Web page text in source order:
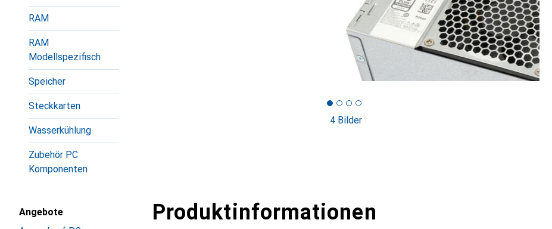
RAM
RAM
Modellspezifisch
Speicher
Steckkarten
Wasserkühlung
Zubehör PC
Komponenten
Angebote
4 Bilder
Produktinformationen